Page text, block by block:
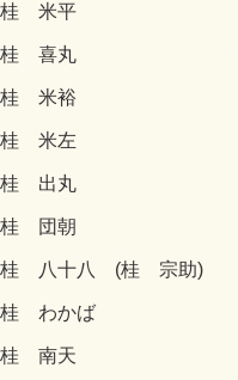
桂 米平
桂 喜丸
桂 米裕
桂 米左
桂 出丸
桂 団朝
桂 八十八 (桂 宗助)
桂 わかば
桂 南天